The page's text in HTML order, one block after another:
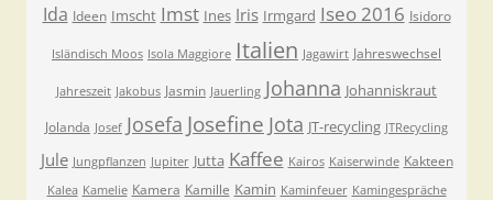
Ida Ideen Imscht Imst Ines Iris Irmgard Iseo 2016 Isidoro
Isländisch Moos Isola Maggiore Italien Jagawirt Jahreswechsel
Jahreszeit Jakobus Jasmin Jauerling Johanna Johanniskraut
Jolanda Josef Josefa Josefine Jota JT-recycling JTRecycling
Jule Jungpflanzen Jupiter Jutta Kaffee Kairos Kaiserwinde Kakteen
Kalea Kamelie Kamera Kamille Kamin Kaminfeuer Kamingespräche